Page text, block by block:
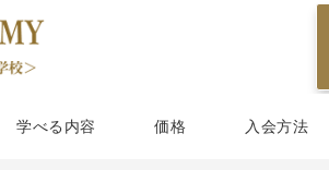
学べる内容 価格 入会方法